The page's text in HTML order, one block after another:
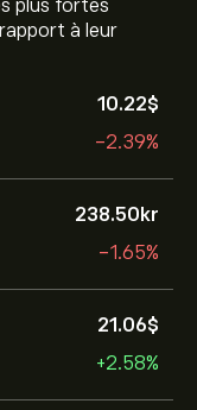
plus fortes
à leur
10.22‎$‎
-2.39%
238.50‎kr‎
-1.65%
21.06‎$‎
+2.58%